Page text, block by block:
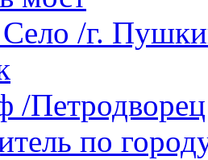
Село /г.
/Петродворец
по